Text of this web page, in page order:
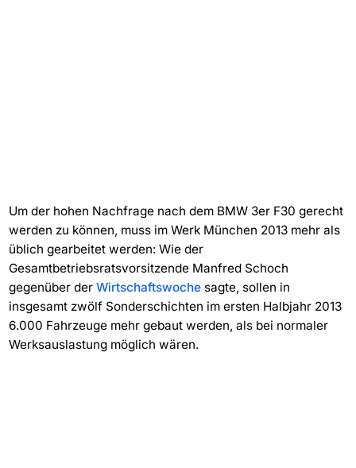
Um der hohen Nachfrage nach dem BMW 3er F30 gerecht
werden zu können, muss im Werk München 2013 mehr als
üblich gearbeitet werden: Wie der
Gesamtbetriebsratsvorsitzende Manfred Schoch
gegenüber der Wirtschaftswochesagte, sollen in
insgesamt zwölf Sonderschichten im ersten Halbjahr 2013
6.000 Fahrzeuge mehr gebaut werden, als bei normaler
Werksauslastung möglich wären.